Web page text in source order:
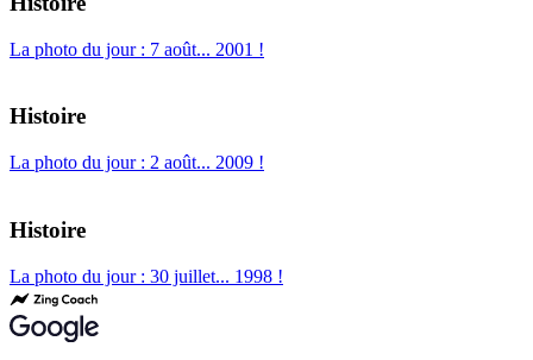
La photo du jour : 7 août... 2001 !
Histoire
La photo du jour : 2 août... 2009 !
Histoire
La photo du jour : 30 juillet... 1998 !